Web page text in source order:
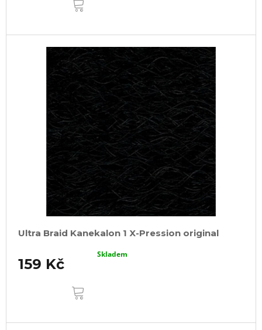
Ultra Braid Kanekalon 1 X-Pression original
159 Kč
Skladem